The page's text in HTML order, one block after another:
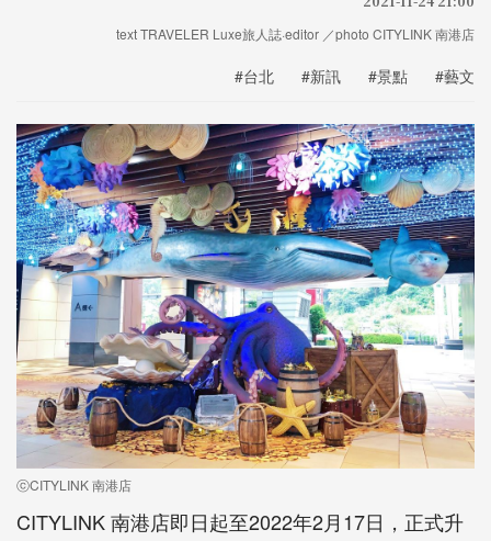
text TRAVELER Luxe旅人誌·editor ／photo CITYLINK 南港店
#台北 #新訊 #景點 #藝文
ⓒCITYLINK 南港店
CITYLINK 南港店即日起至2022年2月17日，正式升